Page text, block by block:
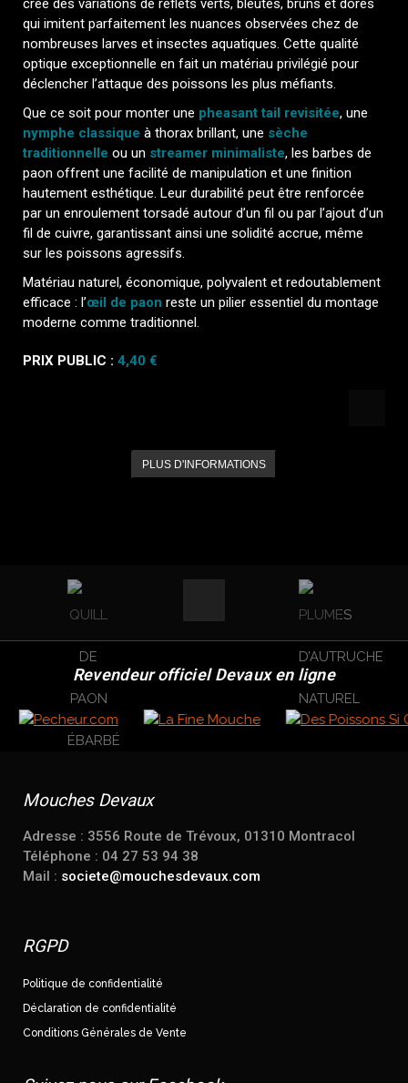
crée des variations de reflets verts, bleutés, bruns et dorés
qui imitent parfaitement les nuances observées chez de
nombreuses larves et insectes aquatiques. Cette qualité
optique exceptionnelle en fait un matériau privilégié pour
déclencher l’attaque des poissons les plus méfiants.
Que ce soit pour monter une pheasant tail revisitée, une
nymphe classique à thorax brillant, une sèche
traditionnelle ou un streamer minimaliste, les barbes de
paon offrent une facilité de manipulation et une finition
hautement esthétique. Leur durabilité peut être renforcée
par un enroulement torsadé autour d’un fil ou par l’ajout d’un
fil de cuivre, garantissant ainsi une solidité accrue, même
sur les poissons agressifs.
Matériau naturel, économique, polyvalent et redoutablement
efficace : l’œil de paon reste un pilier essentiel du montage
moderne comme traditionnel.
PRIX PUBLIC : 4,40 €
PLUS D'INFORMATIONS
Revendeur officiel Devaux en ligne
Mouches Devaux
Adresse : 3556 Route de Trévoux, 01310 Montracol
Téléphone : 04 27 53 94 38
Mail : societe@mouchesdevaux.com
RGPD
Politique de confidentialité
Déclaration de confidentialité
Conditions Générales de Vente